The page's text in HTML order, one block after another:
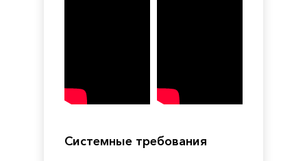
Системные требования